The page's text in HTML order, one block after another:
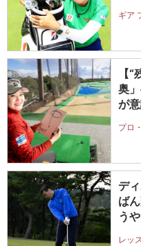
ギア
【
奥
が
プロ
デ
ば
う
レッ